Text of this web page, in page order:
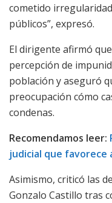
cometido
públicos”, expresó.
El dirigente afirmó
percepción de
población y aseguró
preocupación cómo
condenas.
Recomendamos leer:
judicial que favorece
Asimismo, criticó las
Gonzalo Castillo tras